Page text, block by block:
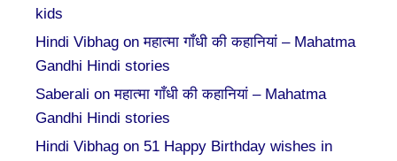
kids
Hindi Vibhag onमहात्मा गाँधी की कहानियां – Mahatma
Gandhi Hindi stories
Saberali onमहात्मा गाँधी की कहानियां – Mahatma
Gandhi Hindi stories
Hindi Vibhag on 51 Happy Birthday wishes in